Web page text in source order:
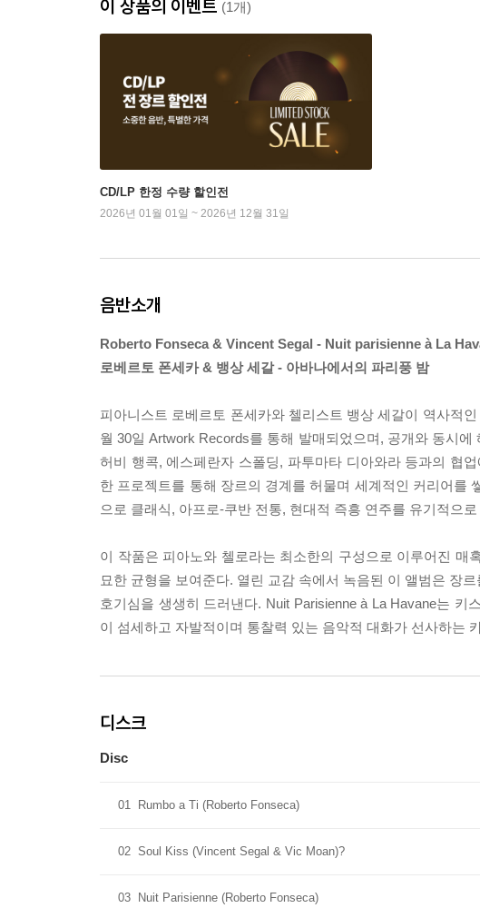
이 상품의 이벤트 (1개)
CD/LP 한정 수량 할인전
2026년 01월 01일 ~ 2026년 12월 31일
음반소개
Roberto Fonseca & Vincent Segal - Nuit parisienne à La
로베르토 폰세카 & 뱅상 세갈 - 아바나에서의 파리풍 밤
피아니스트 로베르토 폰세카와 첼리스트 뱅상 세갈이 역사적
월 30일 Artwork Records를 통해 발매되었으며, 공개와 동시
허비 행콕, 에스페란자 스폴딩, 파투마타 디아와라 등과의 협
한 프로젝트를 통해 장르의 경계를 허물며 세계적인 커리어를
으로 클래식, 아프로-쿠반 전통, 현대적 즉흥 연주를 유기적으
이 작품은 피아노와 첼로라는 최소한의 구성으로 이루어진 매
묘한 균형을 보여준다. 열린 교감 속에서 녹음된 이 앨범은 장
호기심을 생생히 드러낸다. Nuit Parisienne à La Havane는 키
이 섬세하고 자발적이며 통찰력 있는 음악적 대화가 선사하는
디스크
Disc
01 Rumbo a Ti (Roberto Fonseca)
02 Soul Kiss (Vincent Segal & Vic Moan)?
03 Nuit Parisienne (Roberto Fonseca)